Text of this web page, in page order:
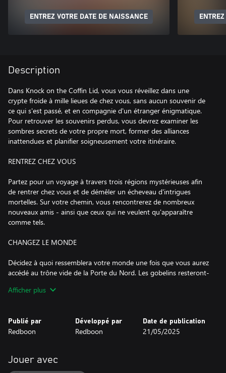
ENTREZ VOTRE DATE DE NAISSANCE
Description
Dans Knock on the Coffin Lid, vous vous réveillez dans une
crypte froide à mille lieues de chez vous, sans aucun souvenir de
ce qui s'est passé, et en compagnie d'un étranger énigmatique.
Pour retrouver les souvenirs perdus, vous devrez examiner les
sombres secrets de votre propre mort, former des alliances
inattendues et planifier soigneusement votre itinéraire.
RENTREZ CHEZ VOUS
Partez pour un voyage à travers trois régions mystérieuses afin
de rentrer chez vous et de démêler un écheveau d'intrigues
mortelles. Sur votre chemin, vous rencontrerez de nombreux
nouveaux amis - ainsi que ceux qui ne veulent qu'apparaître
comme tels.
CHANGEZ LE MONDE
Décidez à quoi ressemblera votre monde une fois que vous aurez
accédé au trône vide de la Porte du Nord. Les gobelins resteront-
pourpres ? Les elfes seront-ils rayer de la surface de la Terre ? Qui
FRAPPEZ VOS ENNEMIS
imbattables et combattez les chefs de factions qui tentent de
contester votre autorité.
Afficher plus
Publié par
Redboon
Développé par
Redboon
Date de publication
21/05/2025
Jouer avec